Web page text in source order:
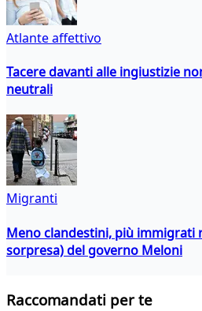
Atlante affettivo
Tacere davanti alle ingiustizie
neutrali
Migranti
Meno clandestini, più immigrati
sorpresa) del governo Meloni
Raccomandati per te